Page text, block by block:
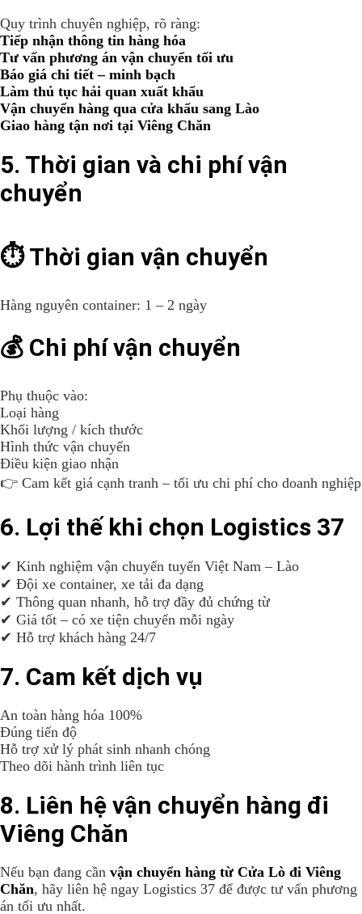
Quy trình chuyên nghiệp, rõ ràng:
Tiếp nhận thông tin hàng hóa
Tư vấn phương án vận chuyển tối ưu
Báo giá chi tiết – minh bạch
Làm thủ tục hải quan xuất khẩu
Vận chuyển hàng qua cửa khẩu sang Lào
Giao hàng tận nơi tại Viêng Chăn
5. Thời gian và chi phí vận
chuyển
⏱ Thời gian vận chuyển
Hàng nguyên container: 1 – 2 ngày
💰 Chi phí vận chuyển
Phụ thuộc vào:
Loại hàng
Khối lượng / kích thước
Hình thức vận chuyển
Điều kiện giao nhận
👉 Cam kết giá cạnh tranh – tối ưu chi phí cho doanh nghiệp
6. Lợi thế khi chọn Logistics 37
✔ Kinh nghiệm vận chuyển tuyến Việt Nam – Lào
✔ Đội xe container, xe tải đa dạng
✔ Thông quan nhanh, hỗ trợ đầy đủ chứng từ
✔ Giá tốt – có xe tiện chuyến mỗi ngày
✔ Hỗ trợ khách hàng 24/7
7. Cam kết dịch vụ
An toàn hàng hóa 100%
Đúng tiến độ
Hỗ trợ xử lý phát sinh nhanh chóng
Theo dõi hành trình liên tục
8. Liên hệ vận chuyển hàng đi
Viêng Chăn
Nếu bạn đang cần vận chuyển hàng từ Cửa Lò đi Viêng
Chăn, hãy liên hệ ngay Logistics 37 để được tư vấn phương
án tối ưu nhất.